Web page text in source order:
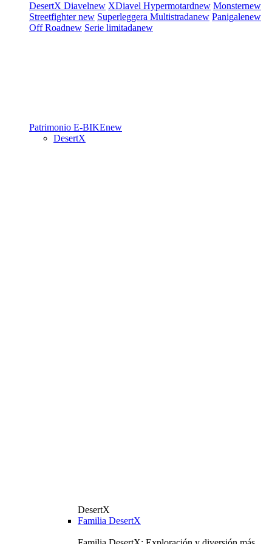
DesertX Diavelnew XDiavel Hypermotardnew Monsternew
Streetfighternew Superleggera Multistradanew Panigalenew
Off Roadnew Serie limitadanew
Patrimonio E-BIKEnew
DesertX
DesertX
Familia DesertX